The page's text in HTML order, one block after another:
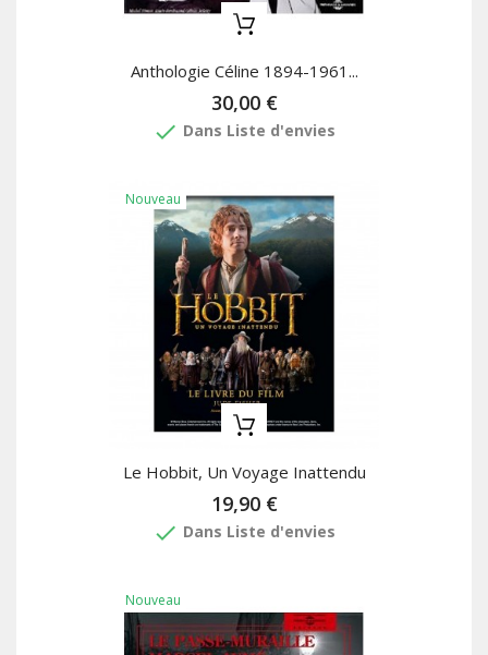
Anthologie Céline 1894-1961...
30,00 €
done Dans Liste d'envies
Nouveau
Le Hobbit, Un Voyage Inattendu
19,90 €
done Dans Liste d'envies
Nouveau